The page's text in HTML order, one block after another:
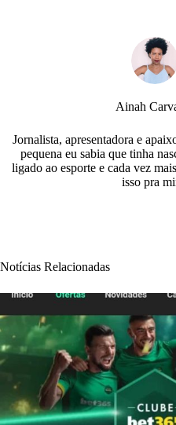
Ainah
Jornalista, apresentadora e
pequena eu sabia que tinha
ligado ao esporte e cada vez
isso pra
Notícias Relacionadas